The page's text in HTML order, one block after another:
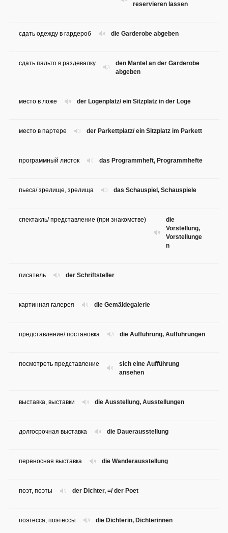
reservieren lassen
die Garderobe abgeben
сдать одежду в гардероб
den Mantel an der Garderobe
abgeben
сдать пальто в раздевалку
der Logenplatz/ ein Sitzplatz in der Loge
место в ложе
der Parkettplatz/ ein Sitzplatz im Parkett
место в партере
das Programmheft, Programmhefte
программный листок
das Schauspiel, Schauspiele
пьеса/ зрелище, зрелища
die
Vorstellung,
Vorstellunge
n
спектакль/ представление (при знакомстве)
der Schriftsteller
писатель
die Gemäldegalerie
картинная галерея
die Aufführung, Aufführungen
представление/ постановка
sich eine Aufführung
ansehen
посмотреть представление
die Ausstellung, Ausstellungen
выставка, выставки
die Dauerausstellung
долгосрочная выставка
die Wanderausstellung
переносная выставка
der Dichter, =/ der Poet
поэт, поэты
die Dichterin, Dichterinnen
поэтесса, поэтессы